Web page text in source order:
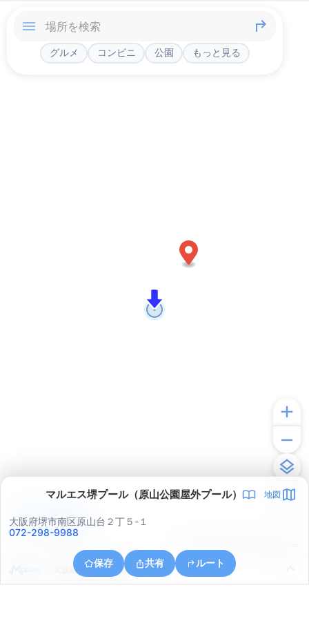
グルメ コンビニ 公園 もっと見る
マルエス堺プール（原山公園屋外プール） 地図
大阪府堺市南区原山台２丁５-１
072-298-9988
保存 共有 ルート
大阪府和泉市和田町
アプリで見る